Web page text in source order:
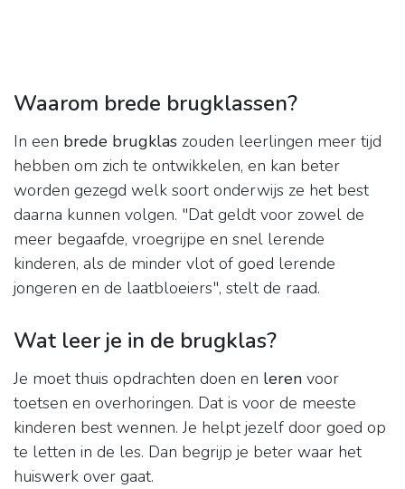
Waarom brede brugklassen?
In een brede brugklas zouden leerlingen meer tijd
hebben om zich te ontwikkelen, en kan beter
worden gezegd welk soort onderwijs ze het best
daarna kunnen volgen. "Dat geldt voor zowel de
meer begaafde, vroegrijpe en snel lerende
kinderen, als de minder vlot of goed lerende
jongeren en de laatbloeiers", stelt de raad.
Wat leer je in de brugklas?
Je moet thuis opdrachten doen en leren voor
toetsen en overhoringen. Dat is voor de meeste
kinderen best wennen. Je helpt jezelf door goed op
te letten in de les. Dan begrijp je beter waar het
huiswerk over gaat.